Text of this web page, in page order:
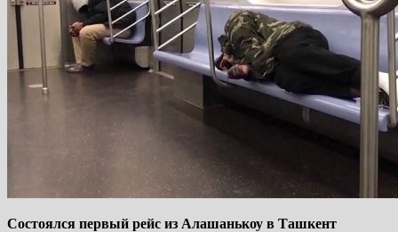
Состоялся первый рейс из Алашанькоу в Ташкент